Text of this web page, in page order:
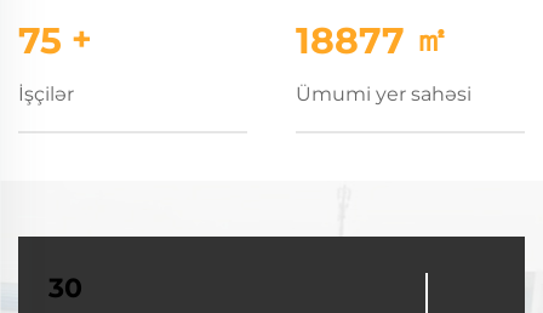
114 +
İşçilər
28601 ㎡
Ümumi yer sahəsi
30